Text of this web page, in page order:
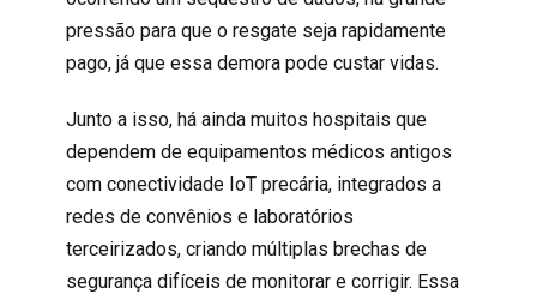
pressão para que o resgate seja rapidamente
pago, já que essa demora pode custar vidas.
Junto a isso, há ainda muitos hospitais que
dependem de equipamentos médicos antigos
com conectividade IoT precária, integrados a
redes de convênios e laboratórios
terceirizados, criando múltiplas brechas de
segurança difíceis de monitorar e corrigir. Essa